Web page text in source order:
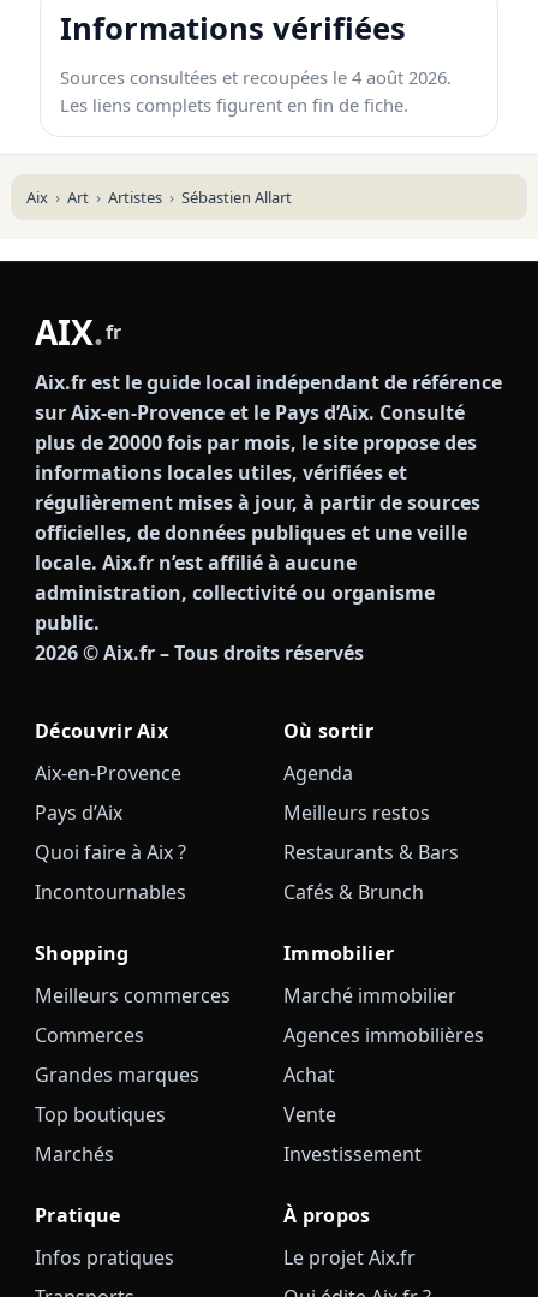
Informations vérifiées
Sources consultées et recoupées le 4 août 2026.
Les liens complets figurent en fin de fiche.
Aix Art Artistes Sébastien Allart
AIX.fr
Aix.fr est le guide local indépendant de référence
sur Aix-en-Provence et le Pays d’Aix. Consulté
plus de 20000 fois par mois, le site propose des
informations locales utiles, vérifiées et
régulièrement mises à jour, à partir de sources
officielles, de données publiques et une veille
locale. Aix.fr n’est affilié à aucune
administration, collectivité ou organisme
public.
2026© Aix.fr – Tous droits réservés
Découvrir Aix
Aix-en-Provence
Pays d’Aix
Quoi faire à Aix ?
Incontournables
Où sortir
Agenda
Meilleurs restos
Restaurants & Bars
Cafés & Brunch
Shopping
Meilleurs commerces
Commerces
Grandes marques
Top boutiques
Marchés
Immobilier
Marché immobilier
Agences immobilières
Achat
Vente
Investissement
Pratique
Infos pratiques
À propos
Le projet Aix.fr